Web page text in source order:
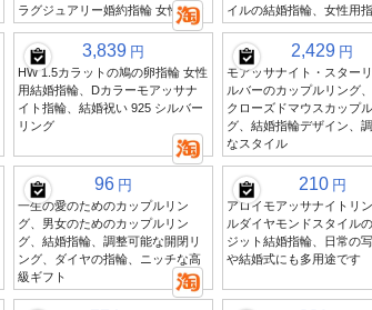
ラグジュアリー婚約指輪 女性向け
イルの結婚指輪、女性用指
3,839 円
HW 1.5カラットの鳩の卵指輪 女性
用結婚指輪、Dカラーモアッサナ
イト指輪、結婚祝い 925 シルバー
リング
2,429 円
モアッサナイト・スター
ルバーのカップルリング
クローズドマウスカップ
グ、結婚指輪デザイン、
なスタイル
96 円
一生の愛のためのカップルリン
グ、男女のためのカップルリン
グ、結婚指輪、調整可能な開閉リ
ング、ダイヤの指輪、ニッチな高
級ギフト
210 円
アロイモアッサナイトリ
ルダイヤモンドスタイル
ジット結婚指輪、日常の
や結婚式にも多用途です